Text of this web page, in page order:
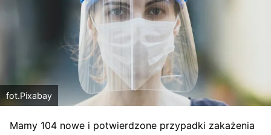
fot.Pixabay
Mamy 104 nowe i potwierdzone przypadki zakażenia